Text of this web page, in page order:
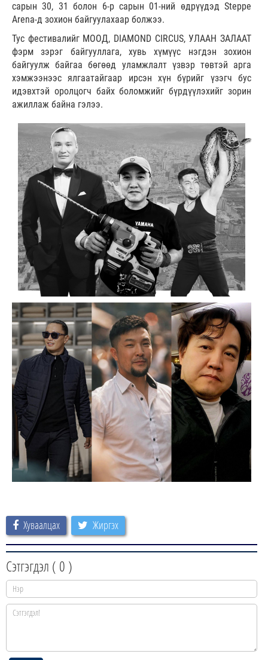
сарын 30, 31 болон 6-р сарын 01-ний өдрүүдэд Steppe
Arena-д зохион байгуулахаар болжээ.
Тус фестивалийг MOOД, DIAMOND CIRCUS, УЛААН ЗАЛААТ
фэрм зэрэг байгууллага, хувь хүмүүс нэгдэн зохион
байгуулж байгаа бөгөөд уламжлалт үзвэр төвтэй арга
хэмжээнээс ялгаатайгаар ирсэн хүн бүрийг үзэгч бус
идэвхтэй оролцогч байх боломжийг бүрдүүлэхийг зорин
ажиллаж байна гэлээ.
Хуваалцах Жиргэх
Сэтгэгдэл ( 0 )